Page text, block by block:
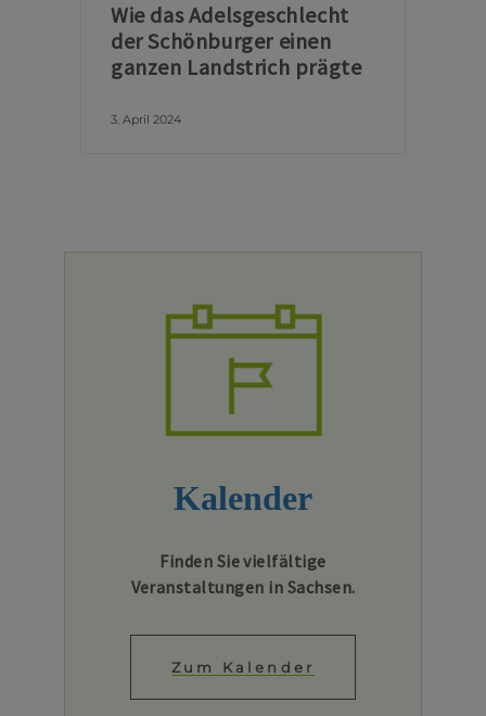
Wie das Adelsgeschlecht
der Schönburger einen
ganzen Landstrich prägte
3. April 2024
Kalender
Finden Sie vielfältige
Veranstaltungen in Sachsen.
Zum Kalender